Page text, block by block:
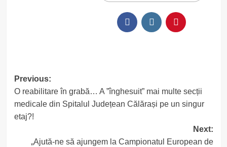
Post
navigation
Previous:
O reabilitare în grabă… A ”înghesuit” mai multe secții
medicale din Spitalul Județean Călărași pe un singur
etaj?!
Next:
„Ajută-ne să ajungem la Campionatul European de